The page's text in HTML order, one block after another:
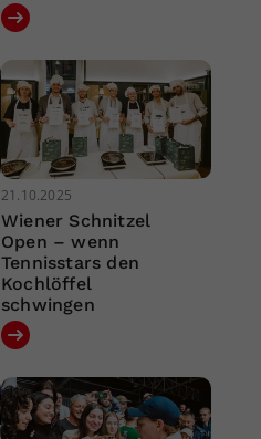
21.10.2025
Wiener Schnitzel
Open – wenn
Tennisstars den
Kochlöffel
schwingen